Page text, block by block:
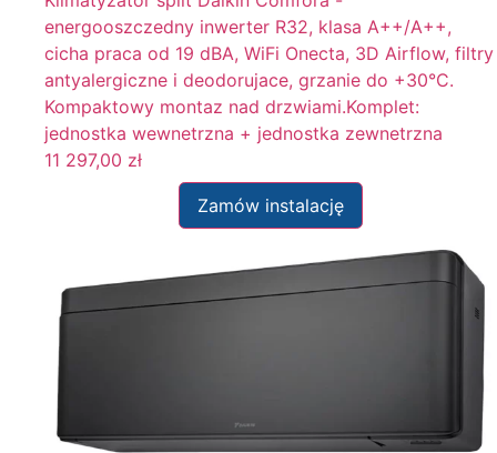
energooszczedny inwerter R32, klasa A++/A++,
cicha praca od 19 dBA, WiFi Onecta, 3D Airflow, filtry
antyalergiczne i deodorujace, grzanie do +30°C.
Kompaktowy montaz nad drzwiami.Komplet:
jednostka wewnetrzna + jednostka zewnetrzna
11 297,00 zł
Zamów instalację